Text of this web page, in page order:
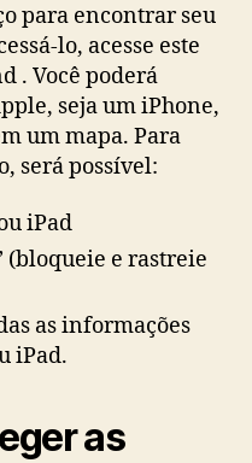
para encontrar seu
lo, acesse este
. Você poderá
seja um iPhone,
um mapa. Para
será possível:
iPad
(bloqueie e rastreie
as informações
iPad.
as